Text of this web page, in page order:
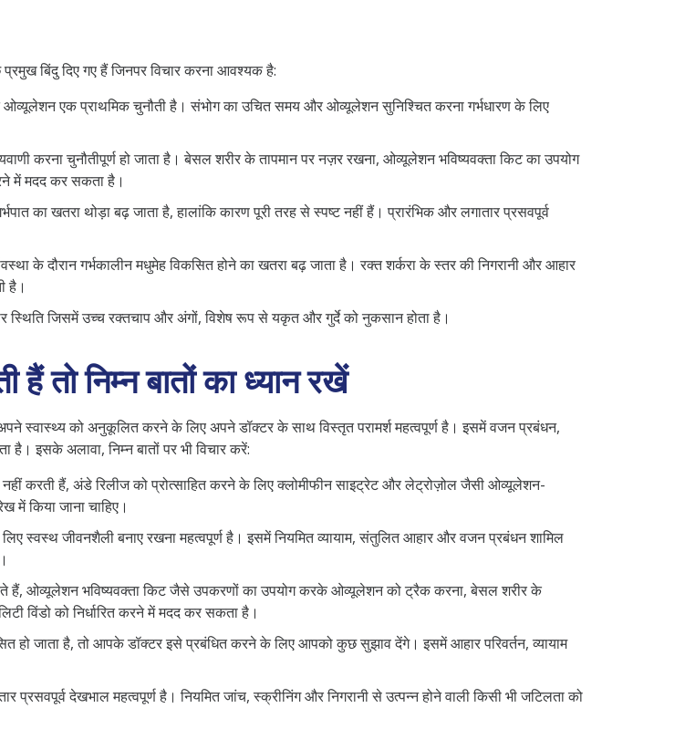
बिंदु दिए गए हैं जिनपर विचार करना आवश्यक है:
ओव्यूलेशन एक प्राथमिक चुनौती है। संभोग का उचित समय और ओव्यूलेशन सुनिश्चित करना गर्भधारण के लिए
करना चुनौतीपूर्ण हो जाता है। बेसल शरीर के तापमान पर नज़र रखना, ओव्यूलेशन भविष्यवक्ता किट का उपयोग
में मदद कर सकता है।
का खतरा थोड़ा बढ़ जाता है, हालांकि कारण पूरी तरह से स्पष्ट नहीं हैं। प्रारंभिक और लगातार प्रसवपूर्व
के दौरान गर्भकालीन मधुमेह विकसित होने का खतरा बढ़ जाता है। रक्त शर्करा के स्तर की निगरानी और आहार
है।
स्थिति जिसमें उच्च रक्तचाप और अंगों, विशेष रूप से यकृत और गुर्दे को नुकसान होता है।
तो निम्न बातों का ध्यान रखें
स्वास्थ्य को अनुकूलित करने के लिए अपने डॉक्टर के साथ विस्तृत परामर्श महत्वपूर्ण है। इसमें वजन प्रबंधन,
इसके अलावा, निम्न बातों पर भी विचार करें:
करती हैं, अंडे रिलीज को प्रोत्साहित करने के लिए क्लोमीफीन साइट्रेट और लेट्रोज़ोल जैसी ओव्यूलेशन-
में किया जाना चाहिए।
स्वस्थ जीवनशैली बनाए रखना महत्वपूर्ण है। इसमें नियमित व्यायाम, संतुलित आहार और वजन प्रबंधन शामिल
हैं, ओव्यूलेशन भविष्यवक्ता किट जैसे उपकरणों का उपयोग करके ओव्यूलेशन को ट्रैक करना, बेसल शरीर के
विंडो को निर्धारित करने में मदद कर सकता है।
हो जाता है, तो आपके डॉक्टर इसे प्रबंधित करने के लिए आपको कुछ सुझाव देंगे। इसमें आहार परिवर्तन, व्यायाम
प्रसवपूर्व देखभाल महत्वपूर्ण है। नियमित जांच, स्क्रीनिंग और निगरानी से उत्पन्न होने वाली किसी भी जटिलता को